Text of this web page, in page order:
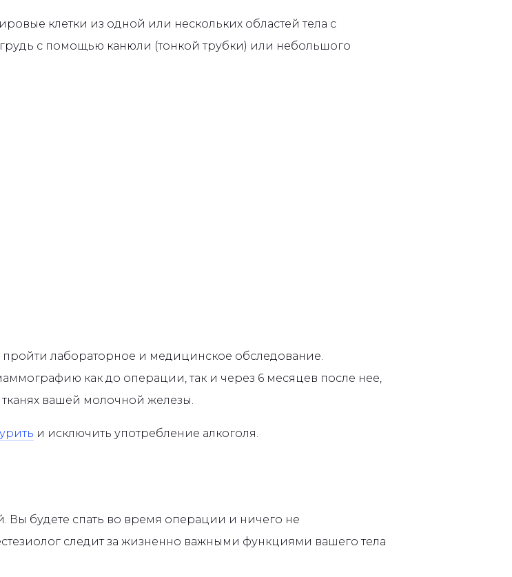
клетки из одной или нескольких областей тела с
с помощью канюли (тонкой трубки) или небольшого
лабораторное и медицинское обследование.
как до операции, так и через 6 месяцев после нее,
вашей молочной железы.
и исключить употребление алкоголя.
будете спать во время операции и ничего не
следит за жизненно важными функциями вашего тела